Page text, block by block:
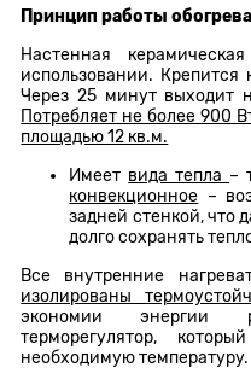
Принцип работы
Настенная
использовании. Крепится
Через 25 минут выходит
Потребляет не более 900
площадью 12 кв.м.
Имеет вида тепла –
конвекционное –
задней стенкой, что
долго сохранять
Все внутренние
изолированы
экономии энергии
терморегулятор,
необходимую температуру.